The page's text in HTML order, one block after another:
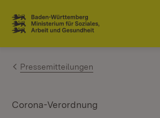
Zum Inhalt springen
Link zur Startseite
Pressemitteilungen
Corona-Verordnung